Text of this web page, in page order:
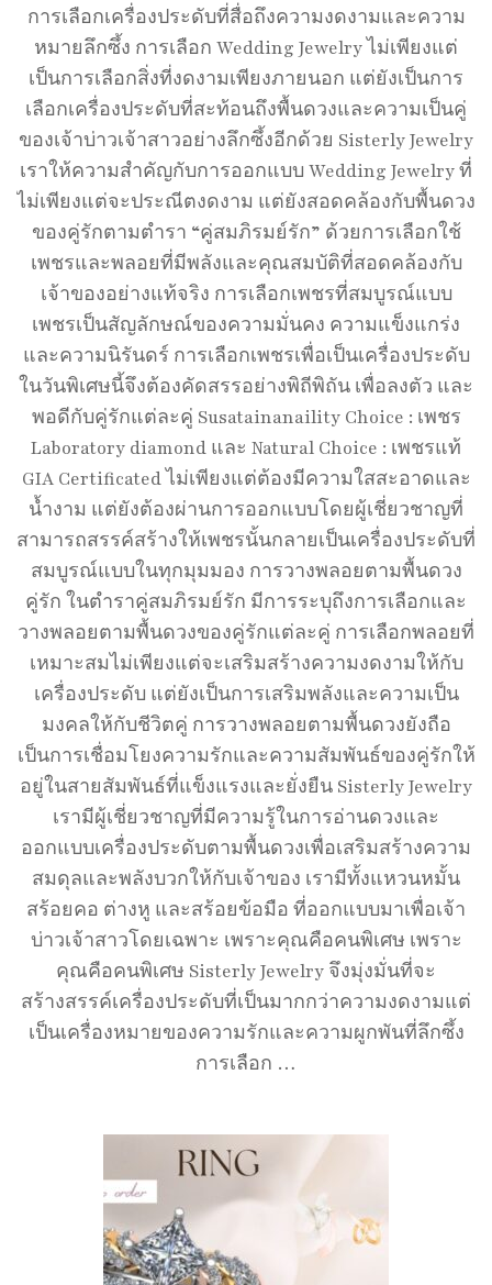
การเลือกเครื่องประดับที่สื่อถึงความงดงามและความ
หมายลึกซึ้ง การเลือก Wedding Jewelry ไม่เพียงแต่
เป็นการเลือกสิ่งที่งดงามเพียงภายนอก แต่ยังเป็นการ
เลือกเครื่องประดับที่สะท้อนถึงพื้นดวงและความเป็นคู่
ของเจ้าบ่าวเจ้าสาวอย่างลึกซึ้งอีกด้วย Sisterly Jewelry
เราให้ความสำคัญกับการออกแบบ Wedding Jewelry ที่
ไม่เพียงแต่จะประณีตงดงาม แต่ยังสอดคล้องกับพื้นดวง
ของคู่รักตามตำรา “คู่สมภิรมย์รัก” ด้วยการเลือกใช้
เพชรและพลอยที่มีพลังและคุณสมบัติที่สอดคล้องกับ
เจ้าของอย่างแท้จริง การเลือกเพชรที่สมบูรณ์แบบ
เพชรเป็นสัญลักษณ์ของความมั่นคง ความแข็งแกร่ง
และความนิรันดร์ การเลือกเพชรเพื่อเป็นเครื่องประดับ
ในวันพิเศษนี้จึงต้องคัดสรรอย่างพิถีพิถัน เพื่อลงตัว และ
พอดีกับคู่รักแต่ละคู่ Susatainanaility Choice : เพชร
Laboratory diamond และ Natural Choice : เพชรแท้
GIA Certificated ไม่เพียงแต่ต้องมีความใสสะอาดและ
น้ำงาม แต่ยังต้องผ่านการออกแบบโดยผู้เชี่ยวชาญที่
สามารถสรรค์สร้างให้เพชรนั้นกลายเป็นเครื่องประดับที่
สมบูรณ์แบบในทุกมุมมอง การวางพลอยตามพื้นดวง
คู่รัก ในตำราคู่สมภิรมย์รัก มีการระบุถึงการเลือกและ
วางพลอยตามพื้นดวงของคู่รักแต่ละคู่ การเลือกพลอยที่
เหมาะสมไม่เพียงแต่จะเสริมสร้างความงดงามให้กับ
เครื่องประดับ แต่ยังเป็นการเสริมพลังและความเป็น
มงคลให้กับชีวิตคู่ การวางพลอยตามพื้นดวงยังถือ
เป็นการเชื่อมโยงความรักและความสัมพันธ์ของคู่รักให้
อยู่ในสายสัมพันธ์ที่แข็งแรงและยั่งยืน Sisterly Jewelry
เรามีผู้เชี่ยวชาญที่มีความรู้ในการอ่านดวงและ
ออกแบบเครื่องประดับตามพื้นดวงเพื่อเสริมสร้างความ
สมดุลและพลังบวกให้กับเจ้าของ เรามีทั้งแหวนหมั้น
สร้อยคอ ต่างหู และสร้อยข้อมือ ที่ออกแบบมาเพื่อเจ้า
บ่าวเจ้าสาวโดยเฉพาะ เพราะคุณคือคนพิเศษ เพราะ
คุณคือคนพิเศษ Sisterly Jewelry จึงมุ่งมั่นที่จะ
สร้างสรรค์เครื่องประดับที่เป็นมากกว่าความงดงามแต่
เป็นเครื่องหมายของความรักและความผูกพันที่ลึกซึ้ง
การเลือก …